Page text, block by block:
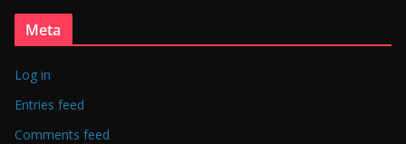
Meta
Log in
Entries feed
Comments feed